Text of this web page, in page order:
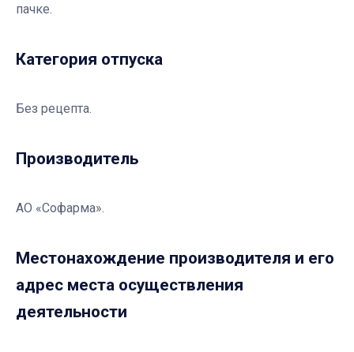
пачке.
Категория отпуска
Без рецепта.
Производитель
АО «Софарма».
Местонахождение производителя и его
адрес места осуществления
деятельности